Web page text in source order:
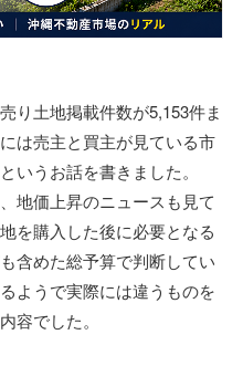
り土地掲載件数が5,153件ま
は売主と買主が見ている市
いうお話を書きました。
地価上昇のニュースも見て
を購入した後に必要となる
含めた総予算で判断してい
ようで実際には違うものを
容でした。